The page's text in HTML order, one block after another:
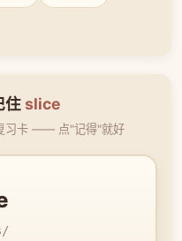
住slice
习卡 —— 点"记得"就好